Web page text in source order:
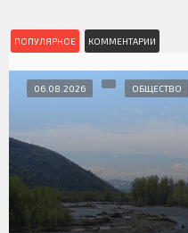
ПОПУЛЯРНОЕ КОММЕНТАРИИ
06.08.2026 ОБЩЕСТВО